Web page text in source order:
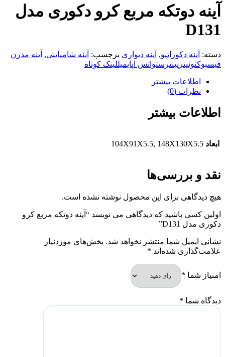
آینه دوتکه مربع کرو دکوری مدل
D131
دسته: آینه دکوراتیو, آینه دیواری برچسب: آینه شامپاینی, آینه مدرن
فیسبوکتوئیتر پینترستواتس اپایمیللینک کوتاه
اطلاعات بیشتر
نظرات (0)
اطلاعات بیشتر
ابعاد 104X91X5.5, 148X130X5.5
نقد و بررسی‌ها
هیچ دیدگاهی برای این محصول نوشته نشده است.
اولین کسی باشید که دیدگاهی می نویسد “آینه دوتکه مربع کرو
دکوری مدل D131”
نشانی ایمیل شما منتشر نخواهد شد. بخش‌های موردنیاز
علامت‌گذاری شده‌اند *
امتیاز شما *
دیدگاه شما *